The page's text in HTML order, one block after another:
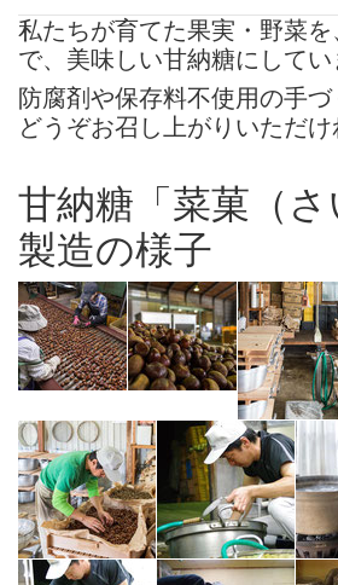
私たちが育てた果実・野菜
で、美味しい甘納糖にしてい
防腐剤や保存料不使用の手づ
どうぞお召し上がりいただけ
甘納糖「菜菓（さ
製造の様子